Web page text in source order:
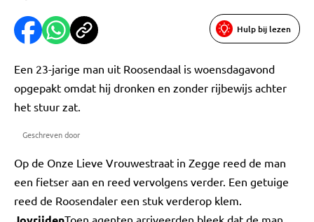
Hulp bij lezen
Een 23-jarige man uit Roosendaal is woensdagavond
opgepakt omdat hij dronken en zonder rijbewijs achter
het stuur zat.
Geschreven door
Op de Onze Lieve Vrouwestraat in Zegge reed de man
een fietser aan en reed vervolgens verder. Een getuige
reed de Roosendaler een stuk verderop klem.
Toen agenten arriveerden bleek dat de man